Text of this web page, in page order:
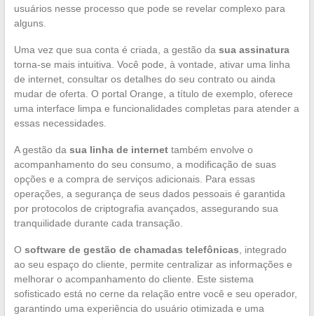
usuários nesse processo que pode se revelar complexo para
alguns.
Uma vez que sua conta é criada, a gestão da sua assinatura
torna-se mais intuitiva. Você pode, à vontade, ativar uma linha
de internet, consultar os detalhes do seu contrato ou ainda
mudar de oferta. O portal Orange, a título de exemplo, oferece
uma interface limpa e funcionalidades completas para atender a
essas necessidades.
A gestão da sua linha de internettambém envolve o
acompanhamento do seu consumo, a modificação de suas
opções e a compra de serviços adicionais. Para essas
operações, a segurança de seus dados pessoais é garantida
por protocolos de criptografia avançados, assegurando sua
tranquilidade durante cada transação.
O software de gestão de chamadas telefônicas , integrado
ao seu espaço do cliente, permite centralizar as informações e
melhorar o acompanhamento do cliente. Este sistema
sofisticado está no cerne da relação entre você e seu operador,
garantindo uma experiência do usuário otimizada e uma